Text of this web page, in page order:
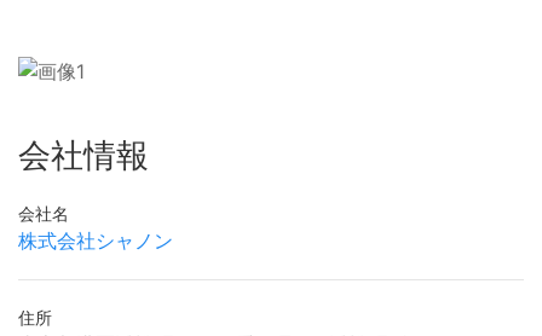
会社情報
会社名
株式会社シャノン
住所